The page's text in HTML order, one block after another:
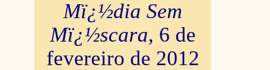
Mï¿½dia Sem
Mï¿½scara, 6 de
fevereiro de 2012